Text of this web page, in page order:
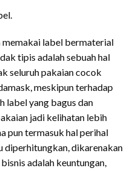
memakai label bermaterial
tipis adalah sebuah hal
seluruh pakaian cocok
meskipun terhadap
label yang bagus dan
jadi kelihatan lebih
pun termasuk hal perihal
diperhitungkan, dikarenakan
adalah keuntungan,